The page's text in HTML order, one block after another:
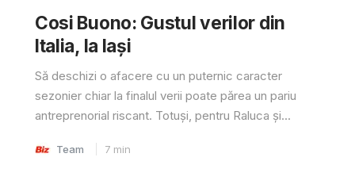
Cosi Buono: Gustul verilor din
Italia, la Iași
Să deschizi o afacere cu un puternic caracter
sezonier chiar la finalul verii poate părea un pariu
antreprenorial riscant. Totuși, pentru Raluca și...
Team 7 min